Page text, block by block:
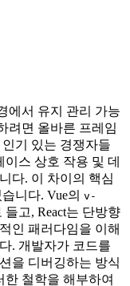
에서 유지 관리 가능
려면 올바른 프레임
기 있는 경쟁자들
이스 상호 작용 및 데
다. 이 차이의 핵심
니다. Vue의 v-
고, React는 단방향
인 패러다임을 이해
. 개발자가 코드를
을 디버깅하는 방식
철학을 해부하여